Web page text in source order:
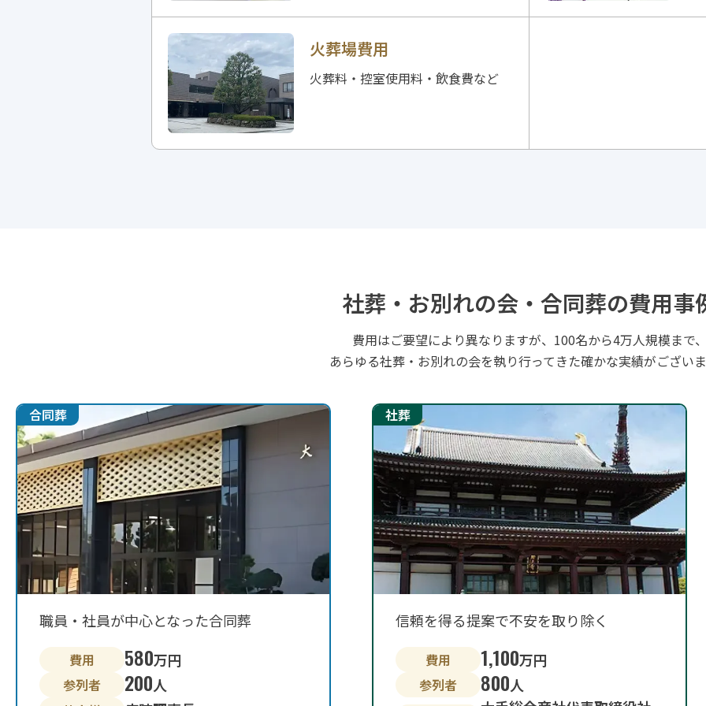
火葬場費用
火葬料・控室使用料・飲食費など
社葬・お別れの会・合同葬の費用事
費用はご要望により異なりますが、100名から4万人規模まで
あらゆる社葬・お別れの会を執り行ってきた確かな実績がござい
職員・社員が中心となった合同葬
費用 580万円
参列者 200人
信頼を得る提案で不安を取り除く
費用 1,100万円
参列者 800人